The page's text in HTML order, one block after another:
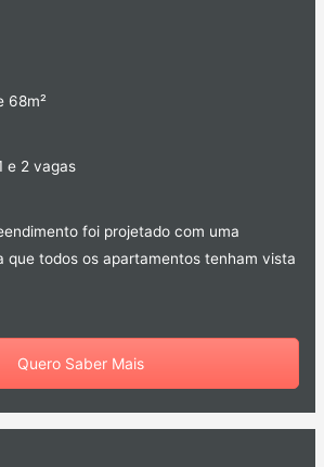
68m²
e 2 vagas
foi projetado com uma
que todos os apartamentos tenham vista
Quero Saber Mais